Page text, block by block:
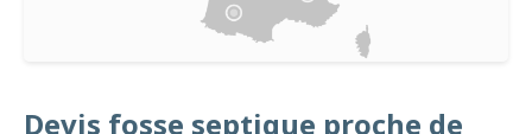
Devis fosse septique proche de